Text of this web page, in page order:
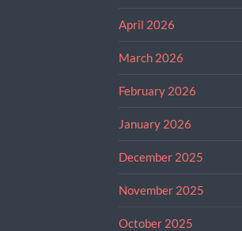
April 2026
March 2026
February 2026
January 2026
December 2025
November 2025
October 2025